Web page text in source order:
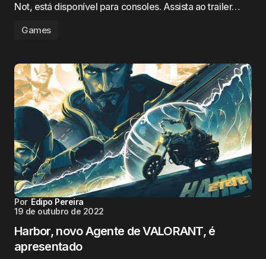
Not, está disponível para consoles. Assista ao trailer…
Games
Por Edipo Pereira
19 de outubro de 2022
Harbor, novo Agente de VALORANT, é
apresentado